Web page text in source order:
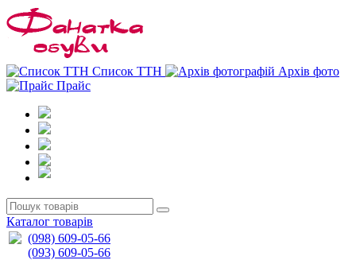
Список ТТН
Архів фото
Прайс
Каталог товарів
(098) 609-05-66
(093) 609-05-66